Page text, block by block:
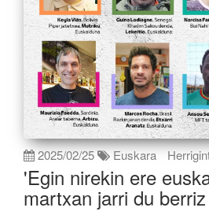
2025/02/25 Euskara
'Egin nirekin ere
martxan jarri du